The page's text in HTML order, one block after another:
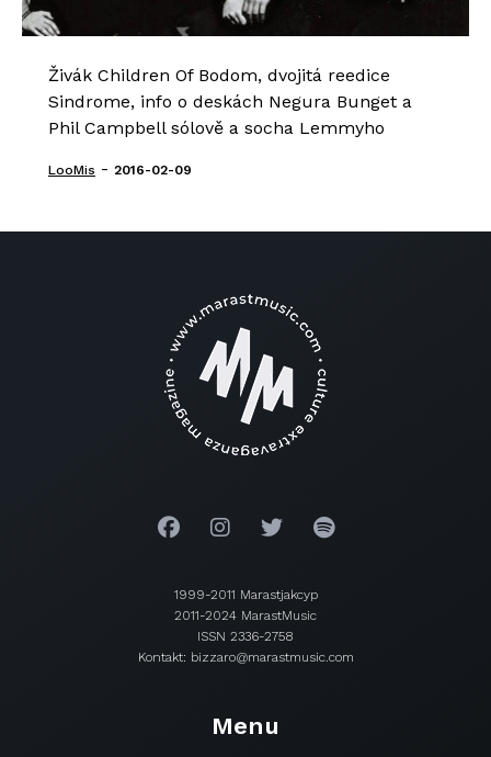
Živák Children Of Bodom, dvojitá reedice
Sindrome, info o deskách Negura Bunget a
Phil Campbell sólově a socha Lemmyho
LooMis - 2016-02-09
1999-2011 Marastjakcyp
2011-2024 MarastMusic
ISSN 2336-2758
Kontakt: bizzaro@marastmusic.com
Menu